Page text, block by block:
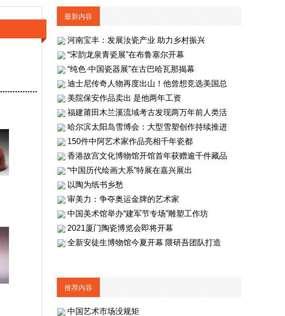
最新内容
河南宝丰：发展汝瓷产业 助力乡村振兴
“宋韵龙泉青瓷展”在布鲁塞尔开幕
“纯色·中国瓷器展”在古巴哈瓦那揭幕
迪士尼传奇人物再度出山！他曾想竞选美国总
美院保安作品卖出 是他两年工资
福建莆田木兰溪流域考古发现两万年前人类活
哈尔滨太阳岛雪博会：大型雪塑创作持续推进
150件中阿艺术家作品亮相千年瓷都
香港故宫文化博物馆开馆首年获赠逾千件藏品
“中国历代绘画大系”特展在嘉兴展出
以陶为纸书乡愁
审美力：争夺奥运金牌的艺术家
中国美术馆举办“建军节专场”雕塑工作坊
2021厦门陶瓷博览会即将开幕
全新安徒生博物馆今夏开幕 隈研吾团队打造
推荐内容
中国艺术市场没规矩